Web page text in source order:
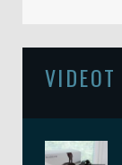
VIDEOT